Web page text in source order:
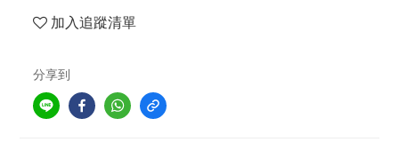
加入追蹤清單
分享到